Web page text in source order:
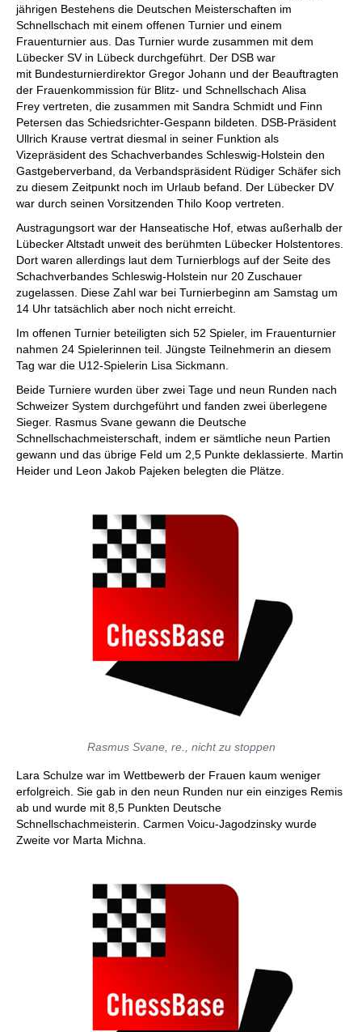
jährigen Bestehens die Deutschen Meisterschaften im
Schnellschach mit einem offenen Turnier und einem
Frauenturnier aus. Das Turnier wurde zusammen mit dem
Lübecker SV in Lübeck durchgeführt. Der DSB war
mit Bundesturnierdirektor Gregor Johann und der Beauftragten
der Frauenkommission für Blitz- und Schnellschach Alisa
Frey vertreten, die zusammen mit Sandra Schmidt und Finn
Petersen das Schiedsrichter-Gespann bildeten. DSB-Präsident
Ullrich Krause vertrat diesmal in seiner Funktion als
Vizepräsident des Schachverbandes Schleswig-Holstein den
Gastgeberverband, da Verbandspräsident Rüdiger Schäfer sich
zu diesem Zeitpunkt noch im Urlaub befand. Der Lübecker DV
war durch seinen Vorsitzenden Thilo Koop vertreten.
Austragungsort war der Hanseatische Hof, etwas außerhalb der
Lübecker Altstadt unweit des berühmten Lübecker Holstentores.
Dort waren allerdings laut dem Turnierblogs auf der Seite des
Schachverbandes Schleswig-Holstein nur 20 Zuschauer
zugelassen. Diese Zahl war bei Turnierbeginn am Samstag um
14 Uhr tatsächlich aber noch nicht erreicht.
Im offenen Turnier beteiligten sich 52 Spieler, im Frauenturnier
nahmen 24 Spielerinnen teil. Jüngste Teilnehmerin an diesem
Tag war die U12-Spielerin Lisa Sickmann.
Beide Turniere wurden über zwei Tage und neun Runden nach
Schweizer System durchgeführt und fanden zwei überlegene
Sieger. Rasmus Svane gewann die Deutsche
Schnellschachmeisterschaft, indem er sämtliche neun Partien
gewann und das übrige Feld um 2,5 Punkte deklassierte. Martin
Heider und Leon Jakob Pajeken belegten die Plätze.
Rasmus Svane, re., nicht zu stoppen
Lara Schulze war im Wettbewerb der Frauen kaum weniger
erfolgreich. Sie gab in den neun Runden nur ein einziges Remis
ab und wurde mit 8,5 Punkten Deutsche
Schnellschachmeisterin. Carmen Voicu-Jagodzinsky wurde
Zweite vor Marta Michna.